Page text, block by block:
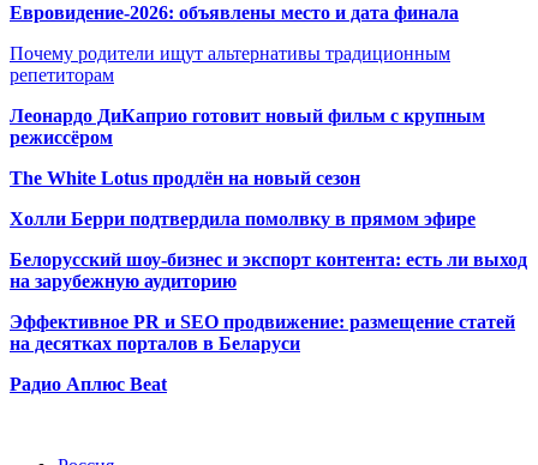
Евровидение-2026: объявлены место и дата финала
Почему родители ищут альтернативы традиционным
репетиторам
Леонардо ДиКаприо готовит новый фильм с крупным
режиссёром
The White Lotus продлён на новый сезон
Холли Берри подтвердила помолвку в прямом эфире
Белорусский шоу-бизнес и экспорт контента: есть ли выход
на зарубежную аудиторию
Эффективное PR и SEO продвижение: размещение статей
на десятках порталов в Беларуси
Радио Аплюс Beat